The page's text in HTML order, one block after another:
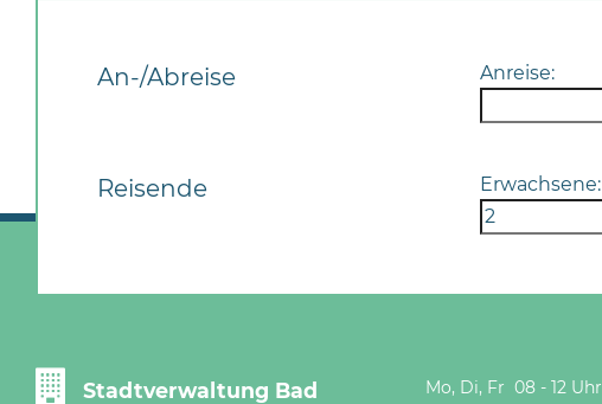
An-/Abreise Anreise:
Reisende Erwachsene:
Stadtverwaltung Bad
Mo, Di, Fr 08 - 12 Uhr